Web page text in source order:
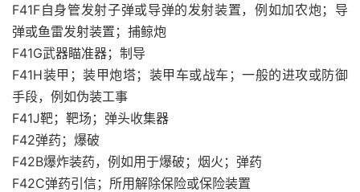
F41F自身管发射子弹或导弹的发射装置，例如加农炮；导
弹或鱼雷发射装置；捕鲸炮
F41G武器瞄准器；制导
F41H装甲；装甲炮塔；装甲车或战车；一般的进攻或防御
手段，例如伪装工事
F41J靶；靶场；弹头收集器
F42弹药；爆破
F42B爆炸装药，例如用于爆破；烟火；弹药
F42C弹药引信；所用解除保险或保险装置